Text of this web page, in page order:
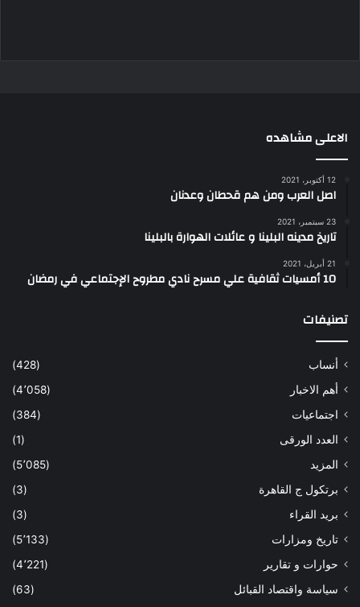
الاعلى مشاهده
12 أكتوبر، 2021
اصل العرب ومن هم قحطان وعدنان
23 سبتمبر، 2021
تاريخ مدينه البلينا و عائلات الهوارة بالبلينا
21 أبريل، 2021
10 أمسيات ثقافية علي مسرح نادي مطروح الإجتماعي في رمضان
تصنيفات
أنساب
(428)
أهم الاخبار
(4٬058)
اجتماعيات
(384)
العدد الورقى
(1)
المزيد
(5٬085)
برتكول ج القاهرة
(3)
بريد القراء
(3)
تاريخ ومزارات
(5٬133)
حوارات و تقارير
(4٬221)
سياسة واقتصاد القبائل
(63)